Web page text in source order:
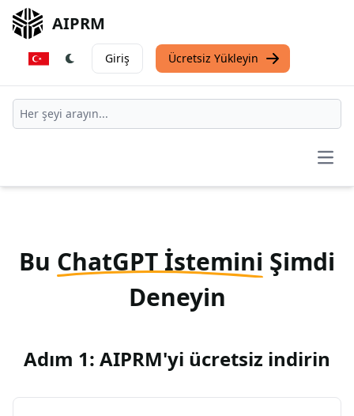
AIPRM
Giriş Ücretsiz Yükleyin
Bu ChatGPT İstemini Şimdi
Deneyin
Adım 1: AIPRM'yi ücretsiz indirin